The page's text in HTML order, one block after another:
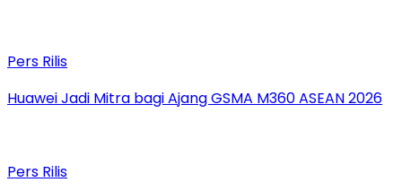
Pers Rilis
Huawei Jadi Mitra bagi Ajang GSMA M360 ASEAN 2026
Pers Rilis